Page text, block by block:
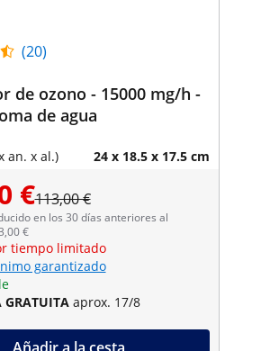
(20)
de ozono - 15000 mg/h -
de agua
an. x al.) 24 x 18.5 x 17.5 cm
€113,00 €
en los 30 días anteriores al
€
tiempo limitado
garantizado
GRATUITA aprox. 17/8
Añadir a la cesta